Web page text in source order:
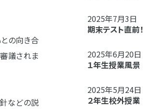
の向き合
議されま
などの説
2025年7月3日
期末テスト直前！
2025年6月20日
１年生授業風景
2025年5月24日
２年生校外授業